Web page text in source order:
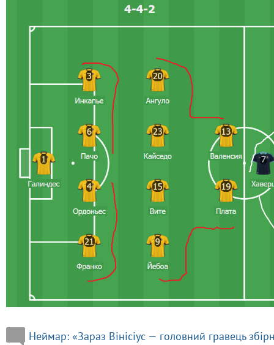
Неймар: «Зараз Вінісіус — головний гравець